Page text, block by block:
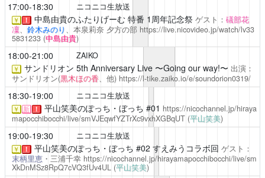
17:00-18:30 ニコニコ生放送
￥ ！ 中島由貴のふたりげーむ特番 1周年記念祭 ゲスト： 礒部花
凜、 鈴木みのり 、本泉莉奈 夕方の部 https://live.nicovideo.jp/watch/lv33
5831233 (中島由貴)
18:00-21:00 ZAIKO
￥ サンドリオン 5th Anniversary Live 〜Going our way!〜 出演：
サンドリオン(黒木ほの香、他) https://l-tike.zaiko.io/e/soundorion0319/
18:30-19:00 ニコニコ生放送
￥ 新 ！ 平山笑美のぽっち・ぼっち #01 https://nicochannel.jp/hiraya
mapocchibocchi/live/smVJEqwfYZTrXc9vxhXGBqUT (平山笑美)
19:00-19:30 ニコニコ生放送
￥ ！ 平山笑美のぽっち・ぼっち #02 すえみうコラボ回 ゲスト：
末柄里恵・三浦千幸 https://nicochannel.jp/hirayamapocchibocchi/live/sm
XkDnMSz8RpQ7cVQ3fUv4UL (平山笑美)